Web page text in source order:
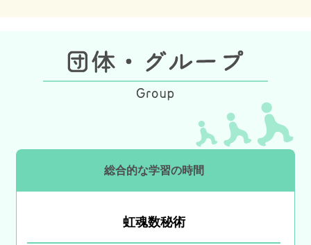
総合的な学習の時間
虹魂数秘術